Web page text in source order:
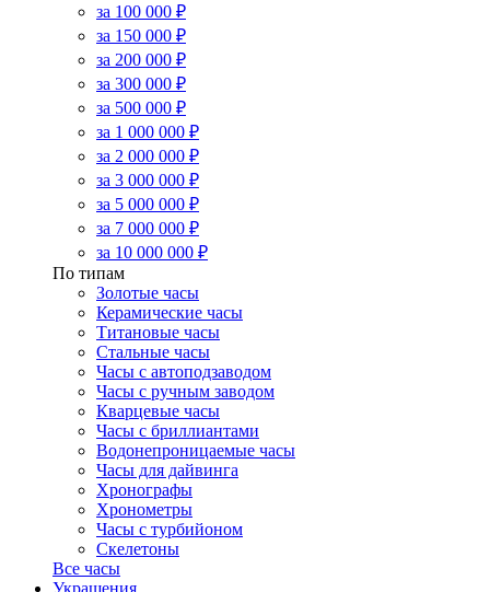
за 100 000 ₽
за 150 000 ₽
за 200 000 ₽
за 300 000 ₽
за 500 000 ₽
за 1 000 000 ₽
за 2 000 000 ₽
за 3 000 000 ₽
за 5 000 000 ₽
за 7 000 000 ₽
за 10 000 000 ₽
По типам
Золотые часы
Керамические часы
Титановые часы
Стальные часы
Часы с автоподзаводом
Часы с ручным заводом
Кварцевые часы
Часы с бриллиантами
Водонепроницаемые часы
Часы для дайвинга
Хронографы
Хронометры
Часы с турбийоном
Скелетоны
Все часы